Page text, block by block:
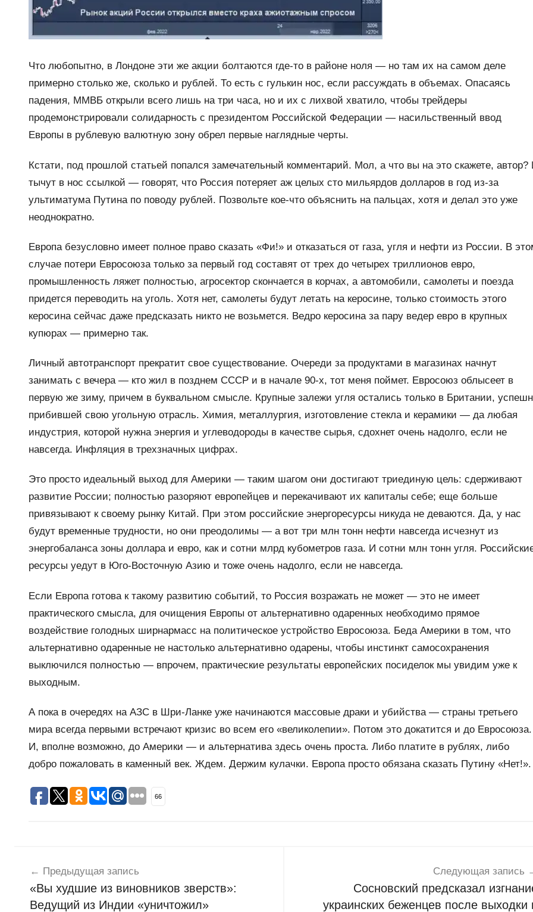
Что любопытно, в Лондоне эти же акции болтаются где-то в районе ноля — но там их на самом деле
примерно столько же, сколько и рублей. То есть с гулькин нос, если рассуждать в объемах. Опасаясь
падения, ММВБ открыли всего лишь на три часа, но и их с лихвой хватило, чтобы трейдеры
продемонстрировали солидарность с президентом Российской Федерации — насильственный ввод
Европы в рублевую валютную зону обрел первые наглядные черты.
Кстати, под прошлой статьей попался замечательный комментарий. Мол, а что вы на это скажете, автор?
тычут в нос ссылкой — говорят, что Россия потеряет аж целых сто мильярдов долларов в год из-за
ультиматума Путина по поводу рублей. Позвольте кое-что объяснить на пальцах, хотя и делал это уже
неоднократно.
Европа безусловно имеет полное право сказать «Фи!» и отказаться от газа, угля и нефти из России. В
случае потери Евросоюза только за первый год составят от трех до четырех триллионов евро,
промышленность ляжет полностью, агросектор скончается в корчах, а автомобили, самолеты и поезда
придется переводить на уголь. Хотя нет, самолеты будут летать на керосине, только стоимость этого
керосина сейчас даже предсказать никто не возьмется. Ведро керосина за пару ведер евро в крупных
купюрах — примерно так.
Личный автотранспорт прекратит свое существование. Очереди за продуктами в магазинах начнут
занимать с вечера — кто жил в позднем СССР и в начале 90-х, тот меня поймет. Евросоюз облысеет в
первую же зиму, причем в буквальном смысле. Крупные залежи угля остались только в Британии,
прибившей свою угольную отрасль. Химия, металлургия, изготовление стекла и керамики — да любая
индустрия, которой нужна энергия и углеводороды в качестве сырья, сдохнет очень надолго, если не
навсегда. Инфляция в трехзначных цифрах.
Это просто идеальный выход для Америки — таким шагом они достигают триединую цель: сдерживают
развитие России; полностью разоряют европейцев и перекачивают их капиталы себе; еще больше
привязывают к своему рынку Китай. При этом российские энергоресурсы никуда не деваются. Да, у нас
будут временные трудности, но они преодолимы — а вот три млн тонн нефти навсегда исчезнут из
энергобаланса зоны доллара и евро, как и сотни млрд кубометров газа. И сотни млн тонн угля.
ресурсы уедут в Юго-Восточную Азию и тоже очень надолго, если не навсегда.
Если Европа готова к такому развитию событий, то Россия возражать не может — это не имеет
практического смысла, для очищения Европы от альтернативно одаренных необходимо прямое
воздействие голодных ширнармасс на политическое устройство Евросоюза. Беда Америки в том, что
альтернативно одаренные не настолько альтернативно одарены, чтобы инстинкт самосохранения
выключился полностью — впрочем, практические результаты европейских посиделок мы увидим уже к
выходным.
А пока в очередях на АЗС в Шри-Ланке уже начинаются массовые драки и убийства — страны третьего
мира всегда первыми встречают кризис во всем его «великолепии». Потом это докатится и до Евросоюза.
И, вполне возможно, до Америки — и альтернатива здесь очень проста. Либо платите в рублях, либо
добро пожаловать в каменный век. Ждем. Держим кулачки. Европа просто обязана сказать Путину «Нет!».
66
о
в
о
по
записям
Предыдущая запись
«Вы худшие из виновников зверств»:
Ведущий из Индии «уничтожил»
Следующая запись
Сосновский предсказал
украинских беженцев после выходки